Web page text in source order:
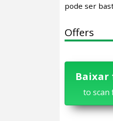
pode ser
Offers
Baixar
to scan